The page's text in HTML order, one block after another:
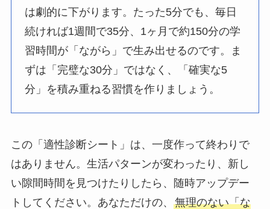
は劇的に下がります。たった5分でも、毎日
続ければ1週間で35分、1ヶ月で約150分の学
習時間が「ながら」で生み出せるのです。ま
ずは「完璧な30分」ではなく、「確実な5
分」を積み重ねる習慣を作りましょう。
この「適性診断シート」は、一度作って終わりで
はありません。生活パターンが変わったり、新し
い隙間時間を見つけたりしたら、随時アップデー
トしてください。あなただけの、 無理のない「な